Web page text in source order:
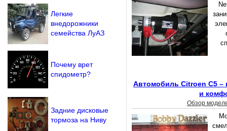
Автомобиль Citroen C5 –
и
Обзор
Напомнить пароль?
Легкие
внедорожники
семейства ЛуАЗ
Почему врет
спидометр?
Задние дисковые
тормоза на Ниву